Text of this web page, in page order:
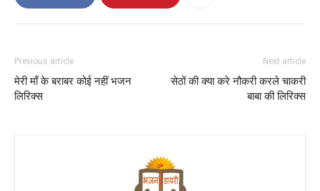
Previous article
मेरी माँ के बराबर कोई नहीं भजन
लिरिक्स
Next article
सेठों की क्या करे नौकरी करले चाकरी
बाबा की लिरिक्स